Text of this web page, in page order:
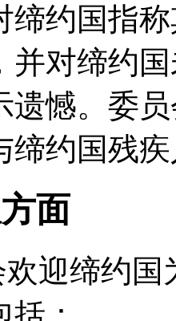
缔约国指
并对缔约
遗憾。委
缔约国残
面
迎缔约
：